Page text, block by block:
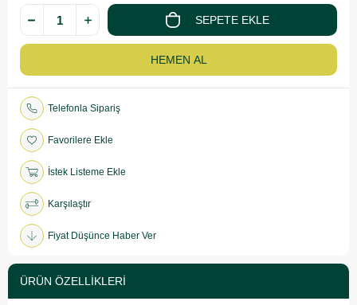
Telefonla Sipariş
Favorilere Ekle
İstek Listeme Ekle
Karşılaştır
Fiyat Düşünce Haber Ver
ÜRÜN ÖZELLIKLERI